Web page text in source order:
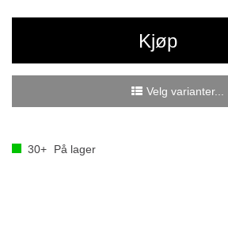
Kjøp
Velg varianter...
30+ På lager